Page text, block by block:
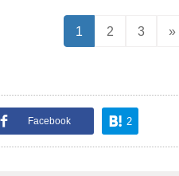
1 2 3 »
Facebook 2